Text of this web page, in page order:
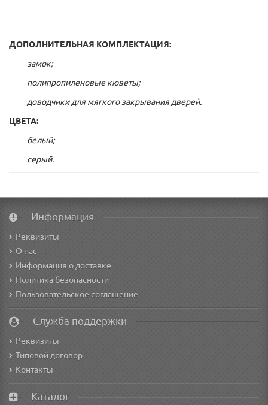
ДОПОЛНИТЕЛЬНАЯ КОМПЛЕКТАЦИЯ:
замок;
полипропиленовые кюветы;
доводчики для мягкого закрывания дверей.
ЦВЕТА:
белый;
серый.
Информация
Реквизиты
О нас
Информация о доставке
Политика безопасности
Пользовательское соглашение
Служба поддержки
Реквизиты
Типовой договор
Контакты
Каталог